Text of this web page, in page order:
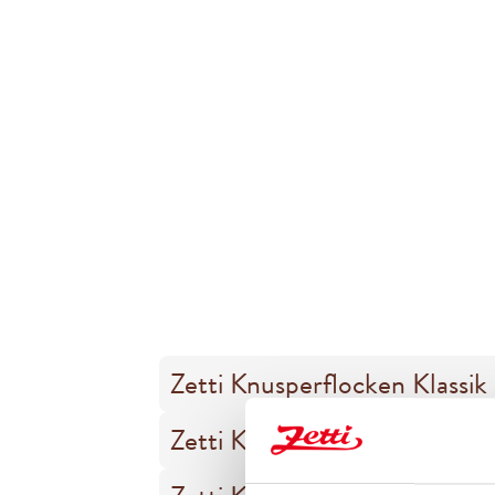
Zetti Knusperflocken
Zetti Knusperflocken Weiß